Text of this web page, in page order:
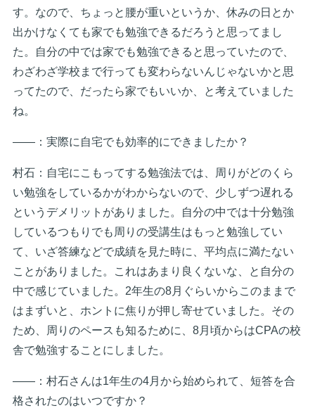
す。なので、ちょっと腰が重いというか、休みの日とか
出かけなくても家でも勉強できるだろうと思ってまし
た。自分の中では家でも勉強できると思っていたので、
わざわざ学校まで行っても変わらないんじゃないかと思
ってたので、だったら家でもいいか、と考えていました
ね。
――：実際に自宅でも効率的にできましたか？
村石：自宅にこもってする勉強法では、周りがどのくら
い勉強をしているかがわからないので、少しずつ遅れる
というデメリットがありました。自分の中では十分勉強
しているつもりでも周りの受講生はもっと勉強してい
て、いざ答練などで成績を見た時に、平均点に満たない
ことがありました。これはあまり良くないな、と自分の
中で感じていました。2年生の8月ぐらいからこのままで
はまずいと、ホントに焦りが押し寄せていました。その
ため、周りのペースも知るために、8月頃からはCPAの校
舎で勉強することにしました。
――：村石さんは1年生の4月から始められて、短答を合
格されたのはいつですか？